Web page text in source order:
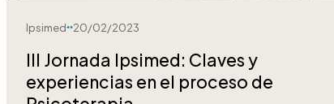
Ipsimed 20/02/2023
III Jornada Ipsimed: Claves y
experiencias en el proceso de